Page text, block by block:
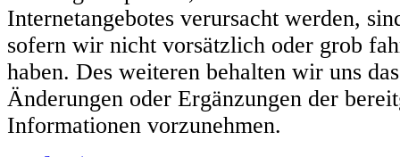
Internetangebotes verursacht werden,
sofern wir nicht vorsätzlich oder grob
haben. Des weiteren behalten wir uns
Änderungen oder Ergänzungen der
Informationen vorzunehmen.